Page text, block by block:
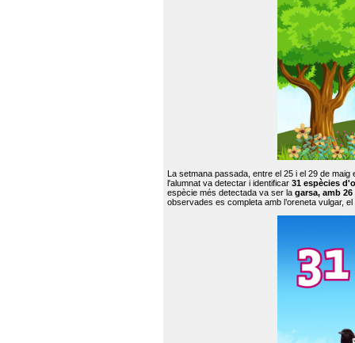
La setmana passada, entre el 25 i el 29 de
l'alumnat va detectar i identificar 31 espècies
espècie més detectada va ser la garsa, amb
observades es completa amb l’oreneta vulgar,